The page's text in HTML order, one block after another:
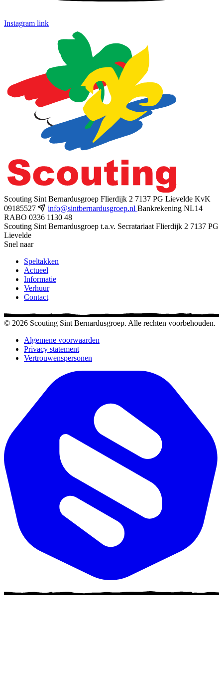
Instagram link
Scouting Sint Bernardusgroep Flierdijk 2 7137 PG Lievelde KvK
09185527
info@sintbernardusgroep.nl Bankrekening NL14
RABO 0336 1130 48
Scouting Sint Bernardusgroep t.a.v. Secratariaat Flierdijk 2 7137 PG
Lievelde
Snel naar
Speltakken
Actueel
Informatie
Verhuur
Contact
© 2026 Scouting Sint Bernardusgroep. Alle rechten voorbehouden.
Algemene voorwaarden
Privacy statement
Vertrouwenspersonen